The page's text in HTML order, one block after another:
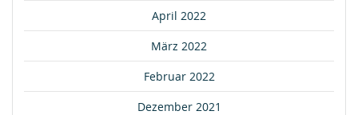
April 2022
März 2022
Februar 2022
Dezember 2021